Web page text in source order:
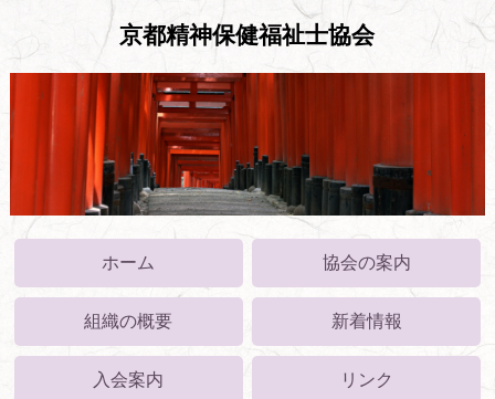
京都精神保健福祉士協会
ホーム 協会の案内
組織の概要 新着情報
入会案内 リンク